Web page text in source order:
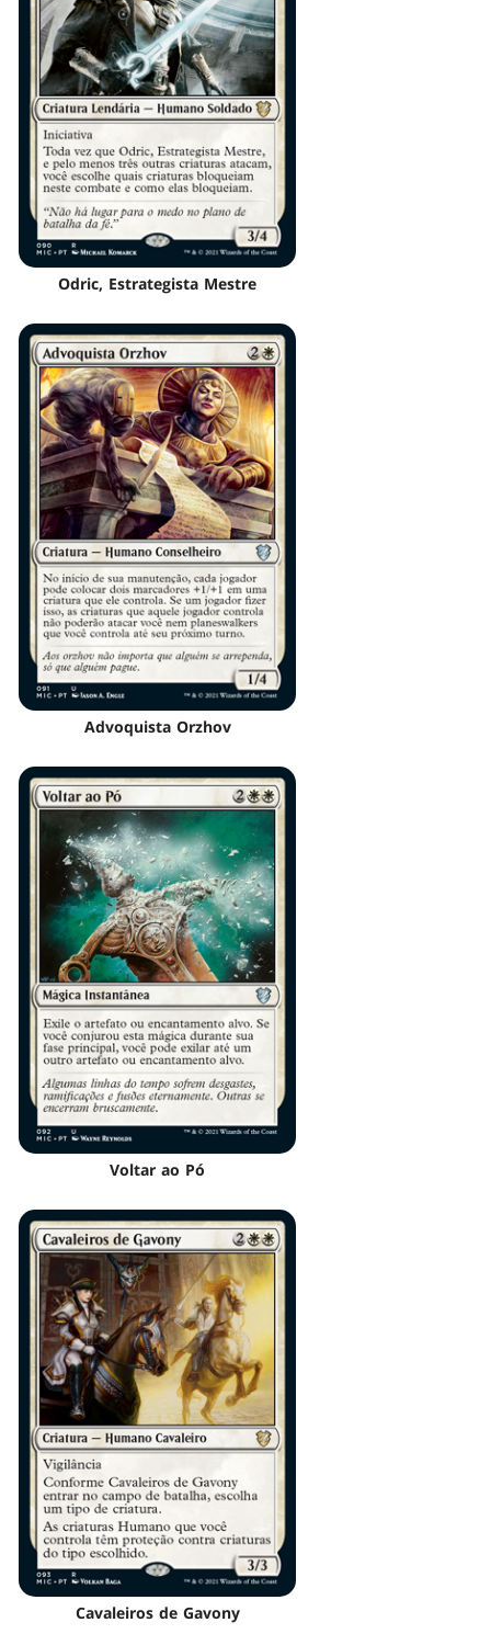
Odric, Estrategista Mestre
Advoquista Orzhov
Voltar ao Pó
Cavaleiros de Gavony